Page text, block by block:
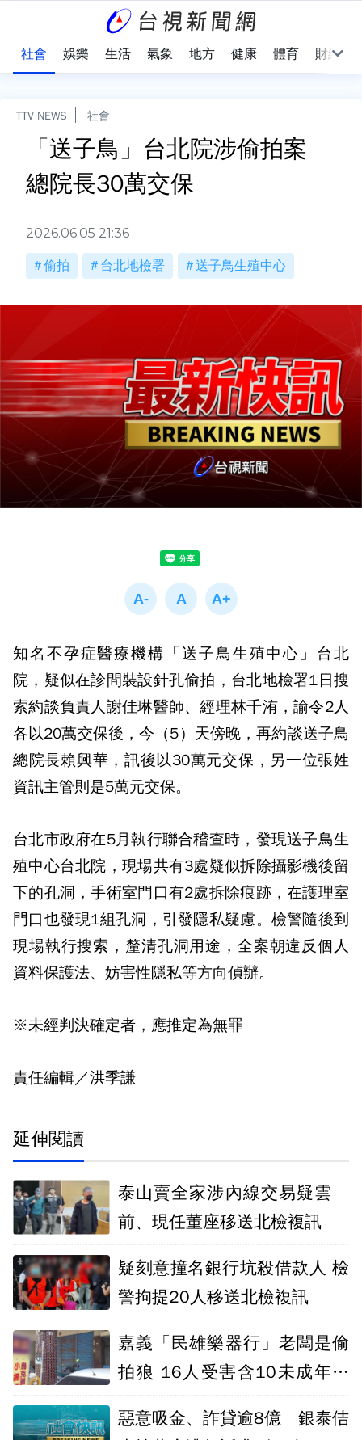
社會 娛樂 生活 氣象 地方 健康 體育 財經
TTV NEWS 社會
「送子鳥」台北院涉偷拍案
總院長30萬交保
2026.06.05 21:36
偷拍 台北地檢署 送子鳥生殖中心
知名不孕症醫療機構「送子鳥生殖中心」台北
院，疑似在診間裝設針孔偷拍，台北地檢署1日搜
索約談負責人謝佳琳醫師、經理林千洧，諭令2人
各以20萬交保後，今（5）天傍晚，再約談送子鳥
總院長賴興華，訊後以30萬元交保，另一位張姓
資訊主管則是5萬元交保。
台北市政府在5月執行聯合稽查時，發現送子鳥生
殖中心台北院，現場共有3處疑似拆除攝影機後留
下的孔洞，手術室門口有2處拆除痕跡，在護理室
門口也發現1組孔洞，引發隱私疑慮。檢警隨後到
現場執行搜索，釐清孔洞用途，全案朝違反個人
資料保護法、妨害性隱私等方向偵辦。
※未經判決確定者，應推定為無罪
責任編輯／洪季謙
延伸閱讀
泰山賣全家涉內線交易疑雲
前、現任董座移送北檢複訊
疑刻意撞名銀行坑殺借款人 檢
警拘提20人移送北檢複訊
嘉義「民雄樂器行」老闆是偷
拍狼 16人受害含10未成年檢
惡意吸金、詐貸逾8億 銀泰佶